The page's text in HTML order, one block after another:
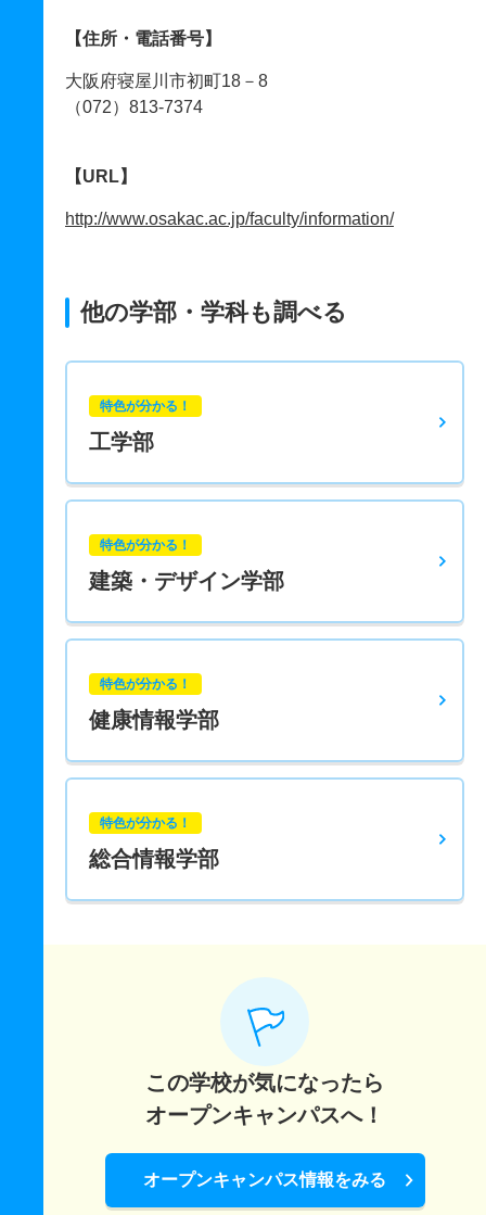
【住所・電話番号】
大阪府寝屋川市初町18－8
（072）813-7374
【URL】
http://www.osakac.ac.jp/faculty/information/
他の学部・学科も調べる
特色が分かる！
工学部
特色が分かる！
建築・デザイン学部
特色が分かる！
健康情報学部
特色が分かる！
総合情報学部
この学校が気になったら
オープンキャンパスへ！
オープンキャンパス情報をみる